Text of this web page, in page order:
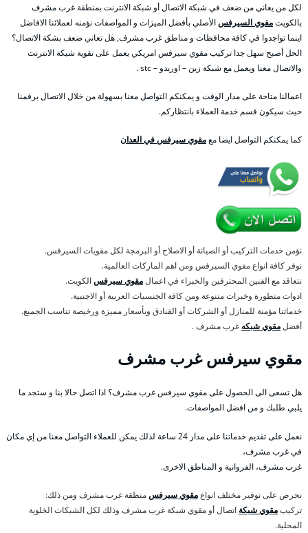
لكل من يعاني من ضعف في شبكة الاتصال أو شبكة الانترنت بمنطقة غرب مشرف
بالكويتمقوي السيرفسالأصلي بأفضل الميزات و المواصفات نؤمنه لعملائنا الافاضل
اينما تواجدوا في كافة محافظات و مناطق غرب مشرف, هل تعاني ضعف بشكة الاتصال؟
الحل أصبح سهل جدا تركيب مقوي سيرفس امريكي يعمل على تقوية شبكة الانترنت
والاتصال معنا ويعمل مع شبكة زين – اوريدو – stc .
اعمالنا متاحة على مدار الوقت و يمكنكم التواصل معنا بسهولة من خلال الاتصال برقمنا
حيث سيكون قسم خدمة العملاء بانتظاركم.
كما يمكنكم التواصل ايضا معمقوي سيرفس في العدان
نؤمن خدمات التركيب أو الصيانة أو الاصلاح أو البرمجة لكل مقويات السيرفس.
نوفر كافة انواع مقوي السيرفس ومن اهم الماركات العالمية.
نتعاقد مع الفنين المحترفين والخبراء في اعمالمقوي سيرفسالكويت.
ادوات متطورة وخبرات متنوعة ومن كافة الجنسيات العربية أو الاجنبية.
خدماتنا مؤمنة للمنازل أو الشركات أو الفنادق وبأسعار مميزة ورخيصة تناسب الجميع.
أفضلمقوي شبكه غرب مشرف .
مقوي سيرفس غرب مشرف
هل تسعى الى الحصول على مقوي سيرفس غرب مشرف؟ اذا اتصل حالا بنا و ستجد ما
يلبي طلبك و من افضل المواصفات.
نعمل على تقديم خدماتنا على مدار 24 ساعة لذلك يمكن للعملاء التواصل معنا من إي مكان
في غرب مشرف،
غرب مشرف، الفروانية و المناطق الاخرى.
نحرص على توفير مختلف انواعمقوي سيرفسمنطقة غرب مشرف ومن ذلك:
تركيبمقوي شبكة اتصال أو مقوي شبكة غرب مشرف وذلك لكل الشبكات الخلوية
المحلية.